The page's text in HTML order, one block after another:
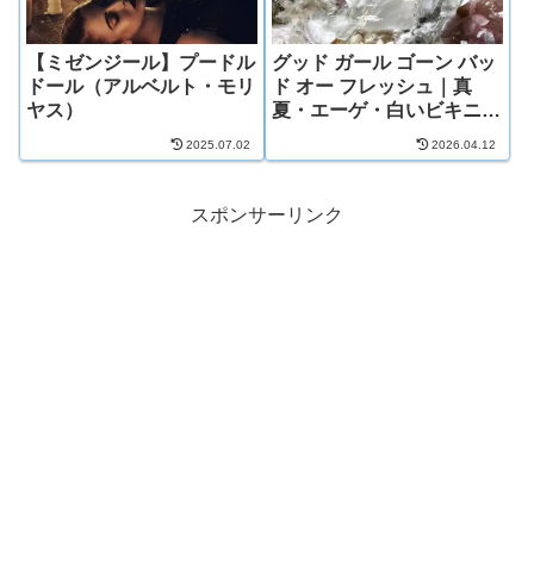
【ミゼンジール】プードル
ドール（アルベルト・モリ
ヤス）
2025.07.02
グッド ガール ゴーン バッ
ド オー フレッシュ｜真
夏・エーゲ・白いビキニ・
日焼け美女の香り
2026.04.12
スポンサーリンク